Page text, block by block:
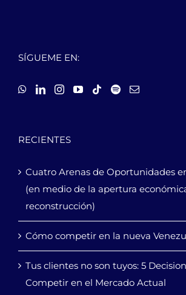
SÍGUEME EN:
RECIENTES
Cuatro Arenas de Oportunidades
(en medio de la apertura
reconstrucción)
Cómo competir en la nueva
Tus clientes no son tuyos: 5
Competir en el Mercado Actual